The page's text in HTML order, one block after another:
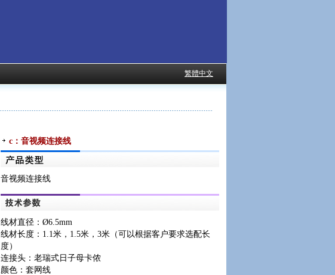
繁體中文
c：音视频连接线
音视频连接线
线材直径：Ø6.5mm
线材长度：1.1米，1.5米，3米（可以根据客户要求选配长
度）
连接头： 老瑞式日子母卡侬
颜色：套网线